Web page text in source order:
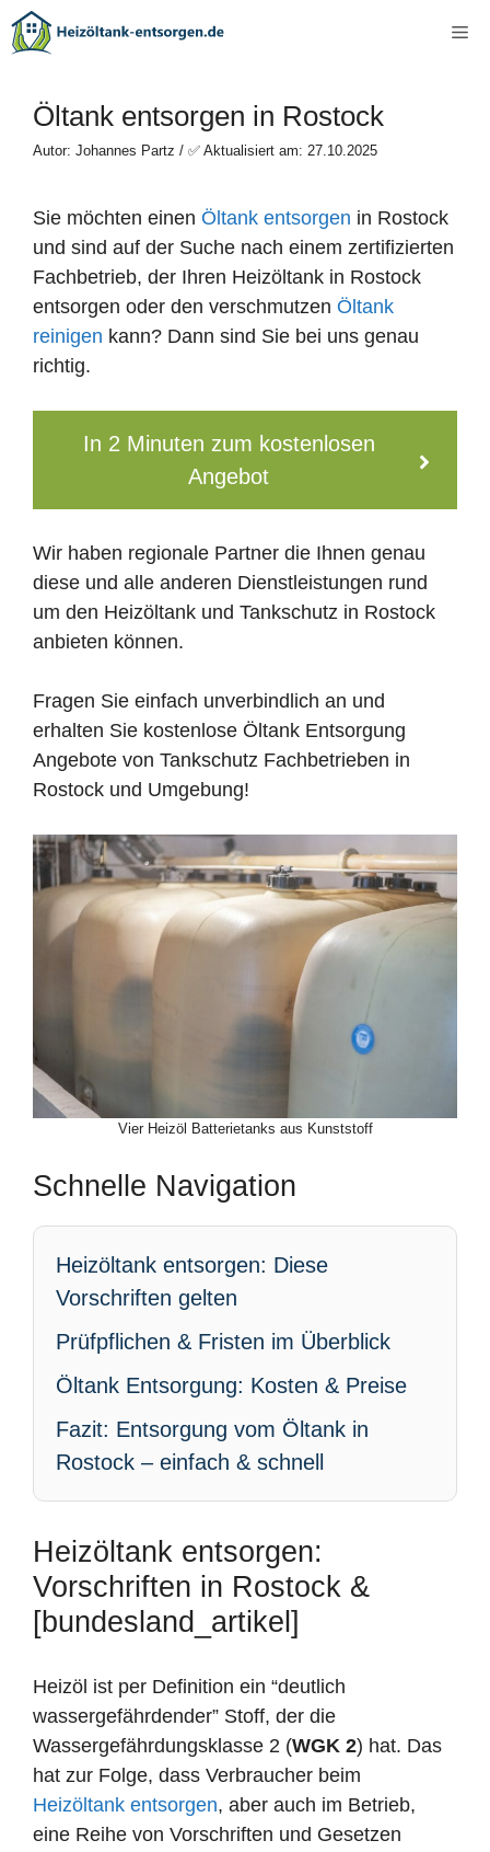
Zum
Inhalt
Öltank entsorgen in Rostock
Autor: Johannes Partz / ✅ Aktualisiert am: 27.10.2025
Sie möchten einen Öltank entsorgen in Rostock
und sind auf der Suche nach einem zertifizierten
Fachbetrieb, der Ihren Heizöltank in Rostock
entsorgen oder den verschmutzen Öltank
reinigen kann? Dann sind Sie bei uns genau
richtig.
In 2 Minuten zum kostenlosen
Angebot
Wir haben regionale Partner die Ihnen genau
diese und alle anderen Dienstleistungen rund
um den Heizöltank und Tankschutz in Rostock
anbieten können.
Fragen Sie einfach unverbindlich an und
erhalten Sie kostenlose Öltank Entsorgung
Angebote von Tankschutz Fachbetrieben in
Rostock und Umgebung!
Vier Heizöl Batterietanks aus Kunststoff
Schnelle Navigation
Heizöltank entsorgen: Diese
Vorschriften gelten
Prüfpflichen & Fristen im Überblick
Öltank Entsorgung: Kosten & Preise
Fazit: Entsorgung vom Öltank in
Rostock – einfach & schnell
Heizöltank entsorgen:
Vorschriften in Rostock &
[bundesland_artikel]
Heizöl ist per Definition ein “deutlich
wassergefährdender” Stoff, der die
Wassergefährdungsklasse 2 (WGK 2) hat. Das
hat zur Folge, dass Verbraucher beim
Heizöltank entsorgen, aber auch im Betrieb,
eine Reihe von Vorschriften und Gesetzen